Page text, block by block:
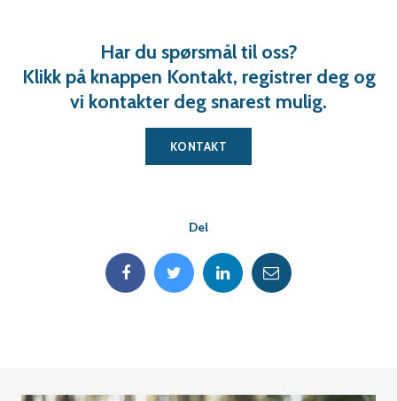
Har du spørsmål til oss?
Klikk på knappen Kontakt, registrer deg og
vi kontakter deg snarest mulig.
KONTAKT
Del